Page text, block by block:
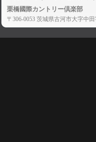
栗橋國際カントリー倶楽部
〒306-0053 茨城県古河市大字中